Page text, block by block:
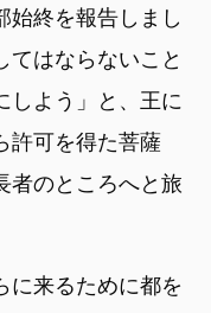
始終を報告しまし
てはならないこと
しよう」と、王に
許可を得た菩薩
者のところへと旅
に来るために都を